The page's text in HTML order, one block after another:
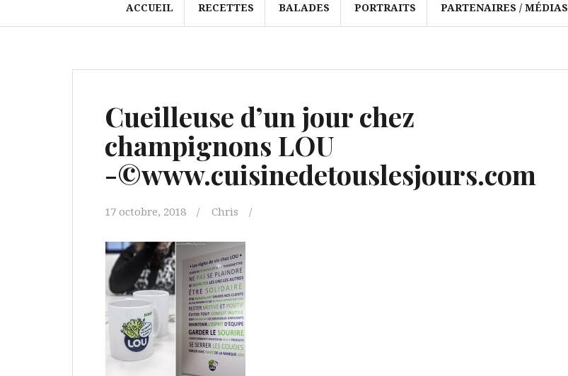
ACCUEIL RECETTES BALADES PORTRAITS PARTENAIRES / MÉDIAS
Cueilleuse d’un jour chez
champignons LOU
-©www.cuisinedetouslesjours.com
17 octobre, 2018 Chris